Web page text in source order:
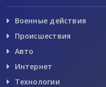
Военные действия
Происшествия
Авто
Интернет
Технологии